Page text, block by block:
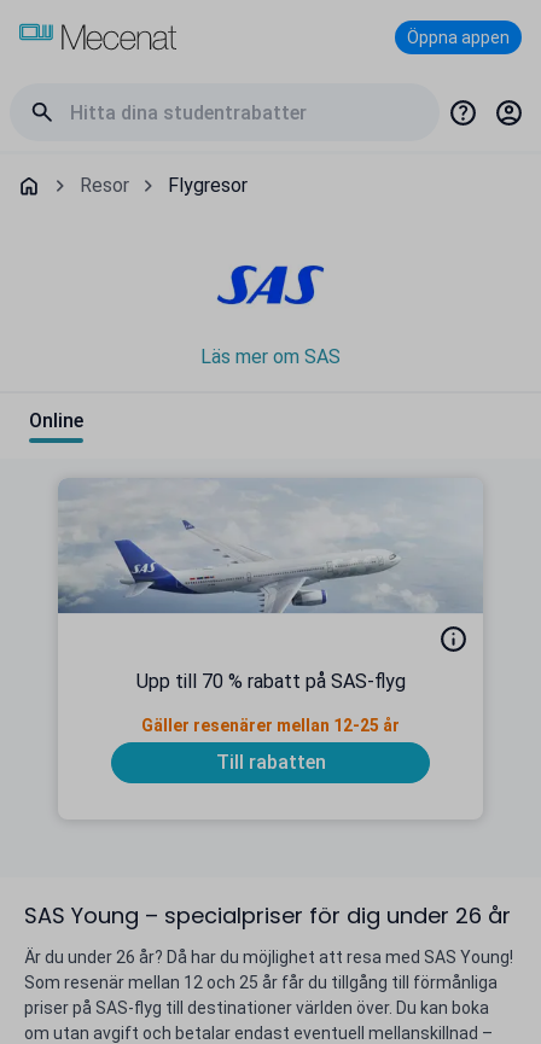
Öppna appen
Resor Flygresor
Läs mer om SAS
Online
Upp till 70 % rabatt på SAS-flyg
Gäller resenärer mellan 12-25 år
Till rabatten
SAS Young – specialpriser för dig under 26 år
Är du under 26 år? Då har du möjlighet att resa med SAS Young!
Som resenär mellan 12 och 25 år får du tillgång till förmånliga
priser på SAS-flyg till destinationer världen över. Du kan boka
om utan avgift och betalar endast eventuell mellanskillnad –